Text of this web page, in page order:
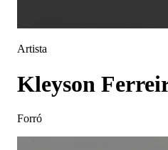
Artista
Kleyson
Forró